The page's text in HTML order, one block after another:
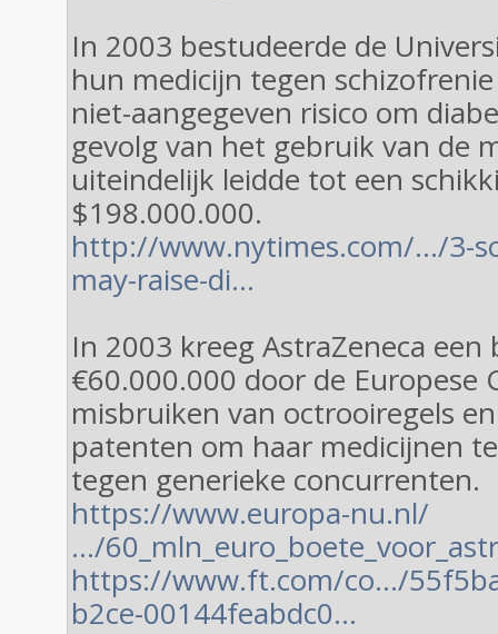
In 2003 bestudeerde de
hun medicijn tegen
niet-aangegeven risico om
gevolg van het gebruik van de
uiteindelijk leidde tot een
$198.000.000.
http://www.nytimes.com/…/3-
may-raise-di…
In 2003 kreeg AstraZeneca een
€60.000.000 door de Europese
misbruiken van octrooiregels
patenten om haar medicijnen
tegen generieke concurrenten.
https://www.europa-nu.nl/
…/
https://www.ft.com/co…/
b2ce-00144feabdc0…